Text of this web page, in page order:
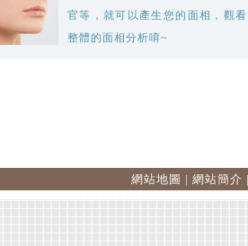
官等，就可以產生您的面相，觀看
整體的面相分析唷~
網站地圖 | 網站簡介